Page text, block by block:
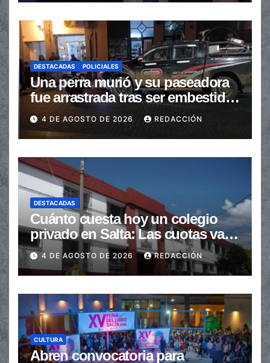
DESTACADAS POLICIALES
Una perra murió y su paseadora
fue arrastrada tras ser embestidas
en la senda peatonal
4 DE AGOSTO DE 2026 REDACCIÓN
DESTACADAS
Cuánto cuesta hoy un colegio
privado en Salta: Las cuotas van
de $110.000 a más de $600.000
4 DE AGOSTO DE 2026 REDACCIÓN
CULTURA
Abren convocatoria para